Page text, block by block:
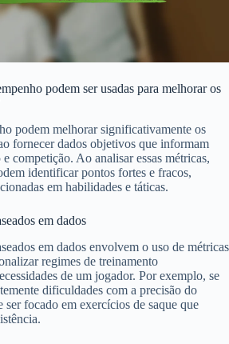
podem ser usadas para melhorar os
podem melhorar significativamente os
fornecer dados objetivos que informam
competição. Ao analisar essas métricas,
identificar pontos fortes e fracos,
em habilidades e táticas.
em dados
em dados envolvem o uso de métricas
regimes de treinamento
de um jogador. Por exemplo, se
dificuldades com a precisão do
ser focado em exercícios de saque que